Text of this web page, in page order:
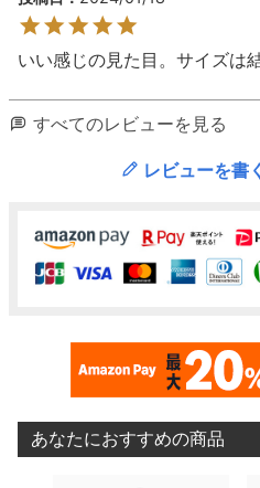
いい感じの見た目。サイズは
すべてのレビューを見る
レビューを書
あなたにおすすめの商品